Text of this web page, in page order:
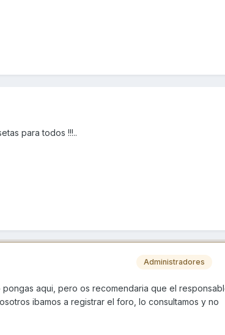
para todos !!!..
Administradores
aqui, pero os recomendaria que el
ibamos a registrar el foro, lo consultamos y no